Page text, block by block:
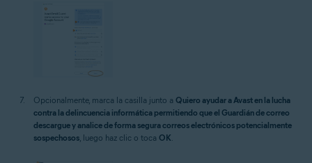
Opcionalmente, marca la casilla junto a Quiero ayudar a Avast en la lucha
contra la delincuencia informática permitiendo que el Guardián de correo
descargue y analice de forma segura correos electrónicos potencialmente
sospechosos, luego haz clic o toca OK.